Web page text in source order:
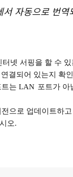
자동으로 번역
넷 서핑을 할 수
결되어 있는지 확
트는 LAN 포트가 아
으로 업데이트하
오.